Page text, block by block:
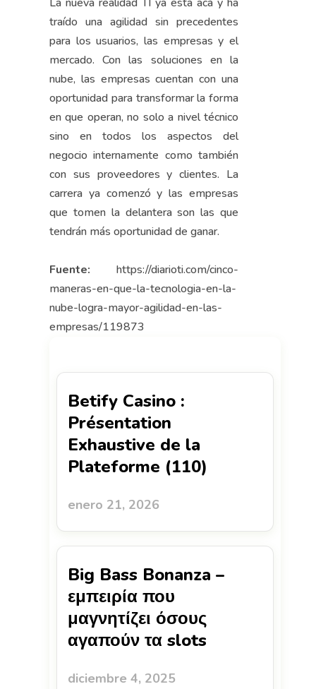
traído una agilidad sin precedentes
para los usuarios, las empresas y el
mercado. Con las soluciones en la
nube, las empresas cuentan con una
oportunidad para transformar la forma
en que operan, no solo a nivel técnico
sino en todos los aspectos del
negocio internamente como también
con sus proveedores y clientes. La
carrera ya comenzó y las empresas
que tomen la delantera son las que
tendrán más oportunidad de ganar.
Fuente: https://diarioti.com/cinco-
maneras-en-que-la-tecnologia-en-la-
nube-logra-mayor-agilidad-en-las-
empresas/119873
Betify Casino :
Présentation
Exhaustive de la
Plateforme (110)
enero 21, 2026
Big Bass Bonanza –
εμπειρία που
μαγνητίζει όσους
αγαπούν τα slots
diciembre 4, 2025